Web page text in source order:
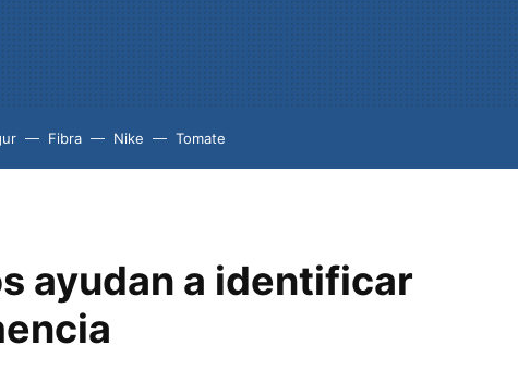
Fibra Nike Tomate
ayudan a identificar